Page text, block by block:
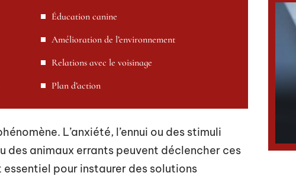
Éducation canine
Amélioration de l’environnement
Relations avec le voisinage
Plan d’action
L’anxiété, l’ennui ou des stimuli
des animaux errants peuvent déclencher ces
pour instaurer des solutions